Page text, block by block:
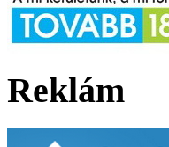
Reklám